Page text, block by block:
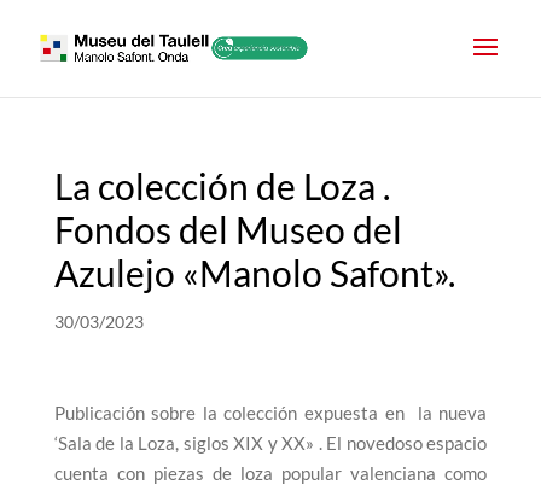
La colección de Loza .
Fondos del Museo del
Azulejo «Manolo Safont».
30/03/2023
Publicación sobre la colección expuesta en la nueva
‘Sala de la Loza, siglos XIX y XX» . El novedoso espacio
cuenta con piezas de loza popular valenciana como